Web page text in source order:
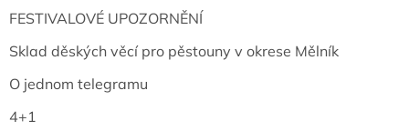
FESTIVALOVÉ UPOZORNĚNÍ
Sklad děských věcí pro pěstouny v okrese Mělník
O jednom telegramu
4+1